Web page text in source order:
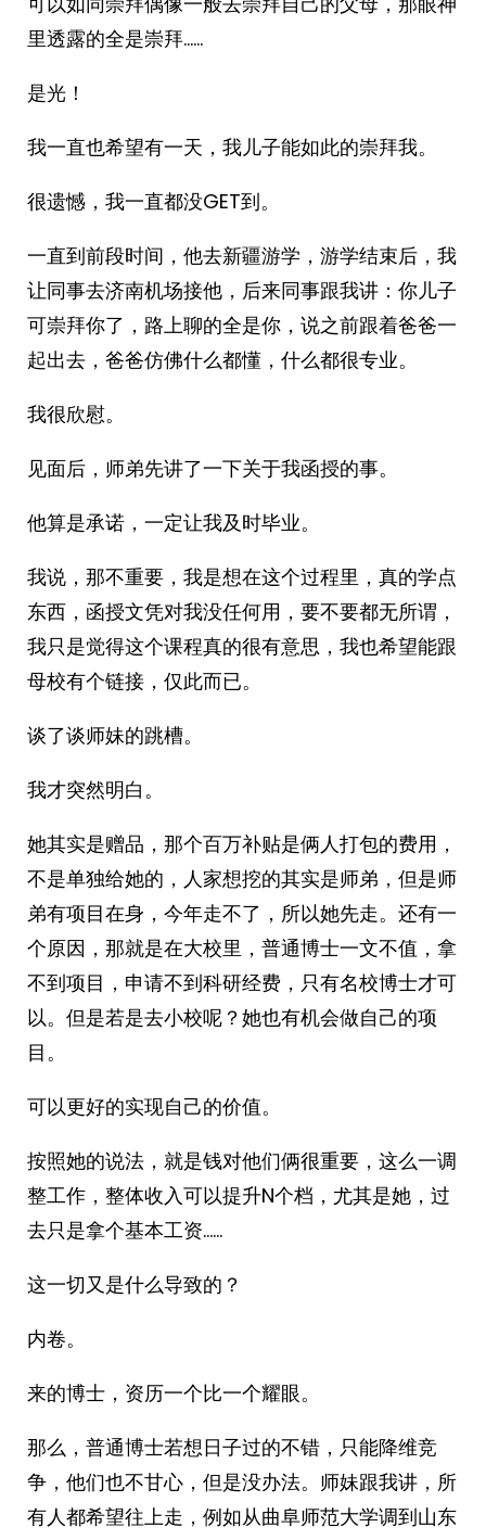
里透露的全是崇拜……
是光！
我一直也希望有一天，我儿子能如此的崇拜我。
很遗憾，我一直都没GET到。
一直到前段时间，他去新疆游学，游学结束后，我
让同事去济南机场接他，后来同事跟我讲：你儿子
可崇拜你了，路上聊的全是你，说之前跟着爸爸一
起出去，爸爸仿佛什么都懂，什么都很专业。
我很欣慰。
见面后，师弟先讲了一下关于我函授的事。
他算是承诺，一定让我及时毕业。
我说，那不重要，我是想在这个过程里，真的学点
东西，函授文凭对我没任何用，要不要都无所谓，
我只是觉得这个课程真的很有意思，我也希望能跟
母校有个链接，仅此而已。
谈了谈师妹的跳槽。
我才突然明白。
她其实是赠品，那个百万补贴是俩人打包的费用，
不是单独给她的，人家想挖的其实是师弟，但是师
弟有项目在身，今年走不了，所以她先走。还有一
个原因，那就是在大校里，普通博士一文不值，拿
不到项目，申请不到科研经费，只有名校博士才可
以。但是若是去小校呢？她也有机会做自己的项
目。
可以更好的实现自己的价值。
按照她的说法，就是钱对他们俩很重要，这么一调
整工作，整体收入可以提升N个档，尤其是她，过
去只是拿个基本工资……
这一切又是什么导致的？
内卷。
来的博士，资历一个比一个耀眼。
那么，普通博士若想日子过的不错，只能降维竞
争，他们也不甘心，但是没办法。师妹跟我讲，所
有人都希望往上走，例如从曲阜师范大学调到山东